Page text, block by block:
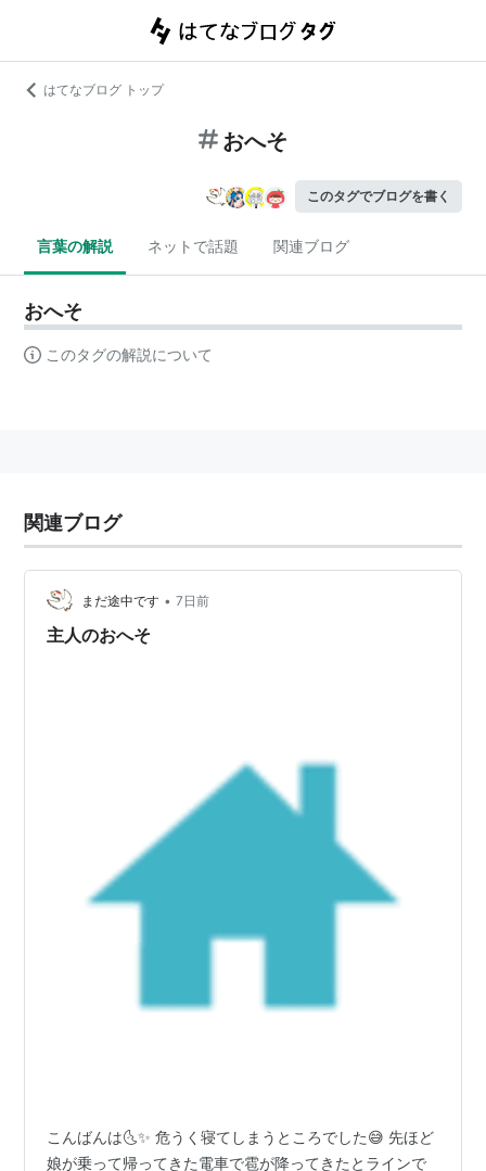
はてなブログ トップ
おへそ
このタグでブログを書く
言葉の解説 ネットで話題 関連ブログ
おへそ
このタグの解説について
関連ブログ
まだ途中です • 7日前
主人のおへそ
こんばんは🌜✨ 危うく寝てしまうところでした😅 先ほど
娘が乗って帰ってきた電車で雹が降ってきたとラインで